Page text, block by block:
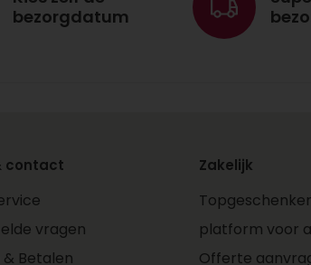
bezorgdatum
contact
vragen
Betalen
Zakelijk
platform voor
Offerte